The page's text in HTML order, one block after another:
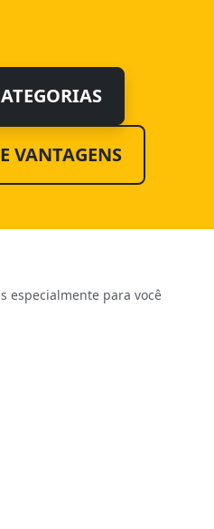
VANTAGENS
especialmente para você